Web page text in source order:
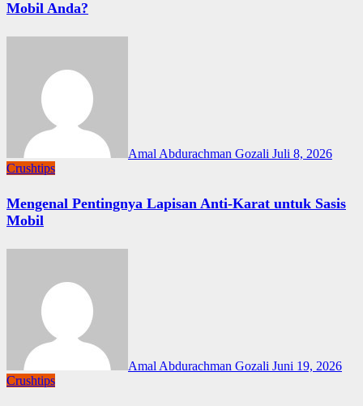
Mobil Anda?
Amal Abdurachman Gozali Juli 8, 2026
Crushtips
Mengenal Pentingnya Lapisan Anti-Karat untuk Sasis
Mobil
Amal Abdurachman Gozali Juni 19, 2026
Crushtips